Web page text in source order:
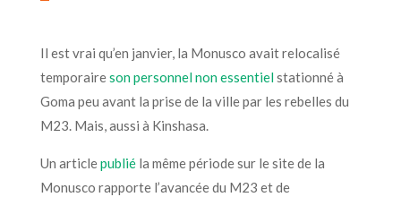
Il est vrai qu’en janvier, la Monusco avait relocalisé
temporaireson personnel non essentielstationné à
Goma peu avant la prise de la ville par les rebelles du
M23. Mais, aussi à Kinshasa.
Un articlepubliéla même période sur le site de la
Monusco rapporte l’avancée du M23 et de